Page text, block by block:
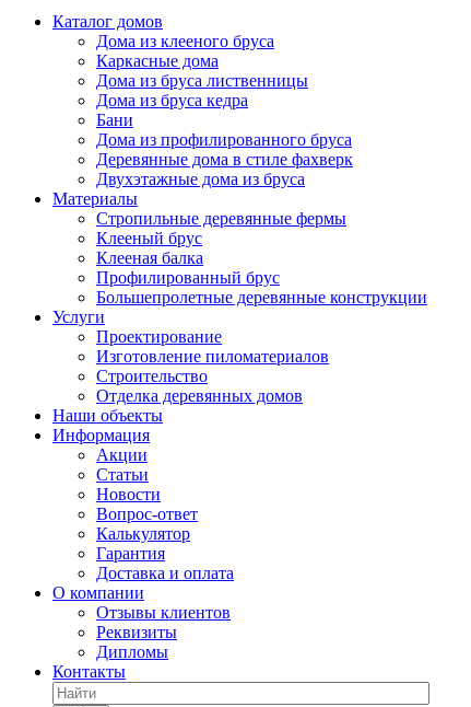
Каталог домов
Дома из клееного бруса
Каркасные дома
Дома из бруса лиственницы
Дома из бруса кедра
Бани
Дома из профилированного бруса
Деревянные дома в стиле фахверк
Двухэтажные дома из бруса
Материалы
Стропильные деревянные фермы
Клееный брус
Клееная балка
Профилированный брус
Большепролетные деревянные конструкции
Услуги
Проектирование
Изготовление пиломатериалов
Строительство
Отделка деревянных домов
Наши объекты
Информация
Акции
Статьи
Новости
Вопрос-ответ
Калькулятор
Гарантия
Доставка и оплата
О компании
Отзывы клиентов
Реквизиты
Дипломы
Контакты